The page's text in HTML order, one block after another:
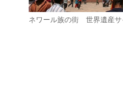
ネワール族の街 世界遺産サ